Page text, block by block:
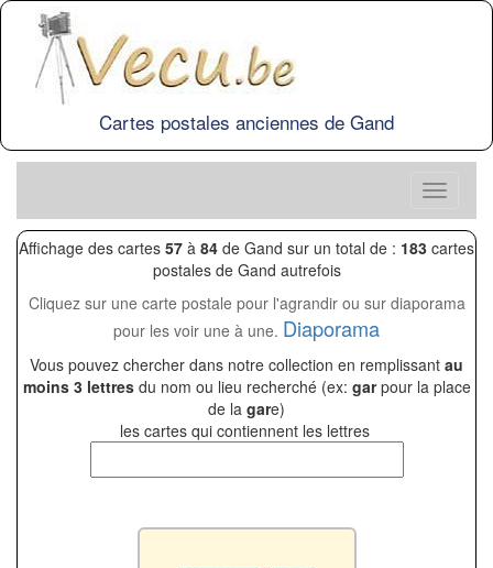
Cartes postales anciennes de Gand
Affichage des cartes 57 à 84 de Gand sur un total de : 183 cartes
postales de Gand autrefois
Cliquez sur une carte postale pour l'agrandir ou sur diaporama
pour les voir une à une. Diaporama
Vous pouvez chercher dans notre collection en remplissant au
moins 3 lettresdu nom ou lieu recherché (ex: garpour la place
de la gare)
les cartes qui contiennent les lettres